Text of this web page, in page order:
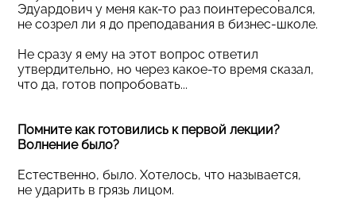
Эдуардович у меня как-то раз поинтересовался,
не созрел ли я до преподавания в бизнес-школе.
Не сразу я ему на этот вопрос ответил
утвердительно, но через какое-то время сказал,
что да, готов попробовать...
Помните как готовились к первой лекции?
Волнение было?
Естественно, было. Хотелось, что называется,
не ударить в грязь лицом.